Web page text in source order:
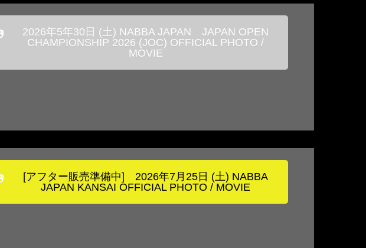
2026年5年30日 (土) NABBA JAPAN JAPAN OPEN
CHAMPIONSHIP 2026 (JOC) OFFICIAL PHOTO /
MOVIE
[アフター販売準備中] 2026年7月25日 (土) NABBA
JAPAN KANSAI OFFICIAL PHOTO / MOVIE